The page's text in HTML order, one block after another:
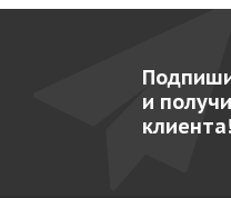
и
клиента!